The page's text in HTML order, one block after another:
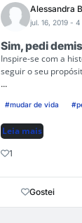
Alessandra
jul. 16, 2019 - 4
Sim, pedi
Inspire-se com a
seguir o seu
...
#mudar de vida
Leia mais
1
Gostei